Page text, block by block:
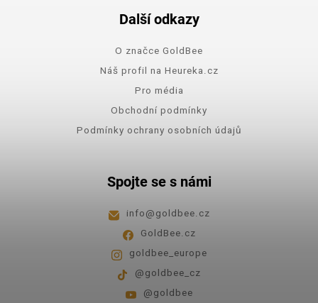
Další odkazy
O značce GoldBee
Náš profil na Heureka.cz
Pro média
Obchodní podmínky
Podmínky ochrany osobních údajů
Spojte se s námi
info@goldbee.cz
GoldBee.cz
goldbee_europe
@goldbee_cz
@goldbee